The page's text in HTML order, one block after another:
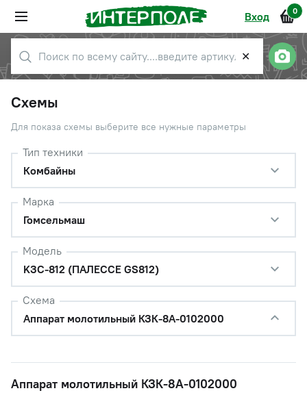
Вход 0
✕
Схемы
Для показа схемы выберите все нужные параметры
Тип техники
Комбайны
Марка
Гомсельмаш
Модель
KЗС-812 (ПАЛЕССЕ GS812)
Схема
Аппарат молотильный КЗК-8А-0102000
Аппарат молотильный КЗК-8А-0102000